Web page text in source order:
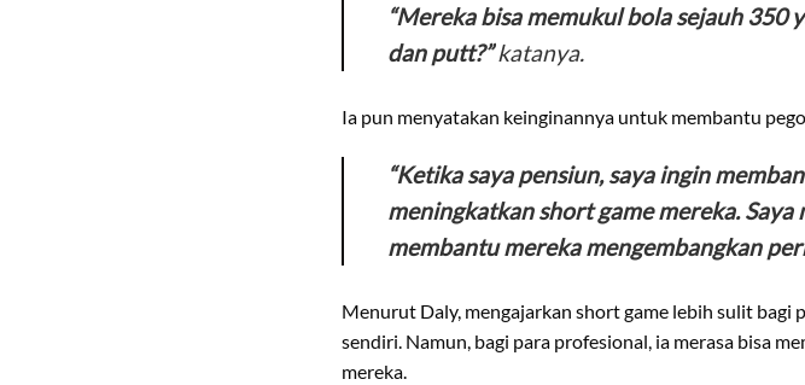
“Mereka bisa memukul bola sejauh 350
dan putt?”katanya.
Ia pun menyatakan keinginannya untuk membantu
“Ketika saya pensiun, saya ingin
meningkatkan short game mereka.
membantu mereka mengembangkan
Menurut Daly, mengajarkan short game lebih sulit bagi
sendiri. Namun, bagi para profesional, ia merasa bisa
mereka.